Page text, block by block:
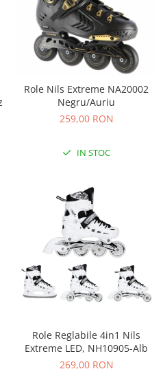
Role Nils Extreme NA20002
Negru/Auriu
259,00 RON
IN STOC
Role Reglabile 4in1 Nils
Extreme LED, NH10905-Alb
269,00 RON